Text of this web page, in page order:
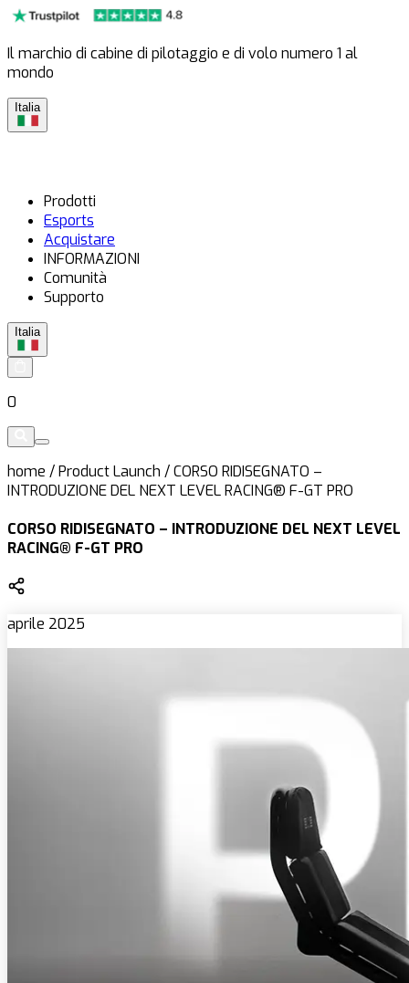
Il marchio di cabine di pilotaggio e di volo numero 1 al
mondo
Italia
Prodotti
Esports
Acquistare
INFORMAZIONI
Comunità
Supporto
Italia
0
home /Product Launch /CORSO RIDISEGNATO –
INTRODUZIONE DEL NEXT LEVEL RACING® F-GT PRO
CORSO RIDISEGNATO – INTRODUZIONE DEL NEXT LEVEL
RACING® F-GT PRO
aprile 2025